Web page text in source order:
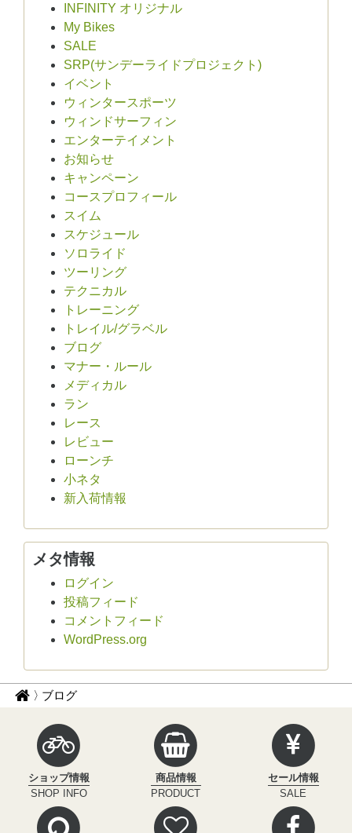
INFINITY オリジナル
My Bikes
SALE
SRP(サンデーライドプロジェクト)
イベント
ウィンタースポーツ
ウィンドサーフィン
エンターテイメント
お知らせ
キャンペーン
コースプロフィール
スイム
スケジュール
ソロライド
ツーリング
テクニカル
トレーニング
トレイル/グラベル
ブログ
マナー・ルール
メディカル
ラン
レース
レビュー
ローンチ
小ネタ
新入荷情報
メタ情報
ログイン
投稿フィード
コメントフィード
WordPress.org
パ
ナ
サ
ク
ル
イ
ン
フ
ィ
ブログ
ショップ情報
SHOP INFO
商品情報
PRODUCT
セール情報
SALE